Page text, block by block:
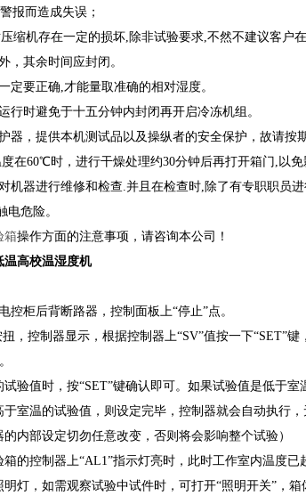
报而造成失误；
缩机存在一定的损坏,除非试验要求,不然不建议客户
，其余时间应封闭。
定要正确,才能量取准确的相对湿度。
行时避免于十五分钟内封闭再开启冷冻机组。
器，提供本机测试品以及操纵者的安全保护，故请按
在60℃时，进行干燥处理约30分钟后再打开箱门,以
机器进行维修和检查.并且在检查时,除了有专职职员
电危险。
箱操作方面的注意事项，请咨询本公司！
温高校温湿度机
柜后背断路器，控制面板上“停止”点。
控制器显示，根据控制器上“SV”值按一下“SET”键
值时，按“SET”键确认即可。如果试验值是低于室
室温的试验值，则设定完毕，控制器就会自动执行
内部设定切勿任意改变，否则将会影响整个试验）
控制器上“AL1”指示灯亮时，此时工作室内温度已
灯，如需观察试验中试件时，可打开“照明开关”，